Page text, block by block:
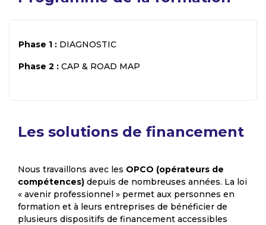
Phase 1 : DIAGNOSTIC
Phase 2 : CAP & ROAD MAP
Les solutions de financement
Nous travaillons avec les OPCO (opérateurs de
compétences) depuis de nombreuses années. La loi
« avenir professionnel » permet aux personnes en
formation et à leurs entreprises de bénéficier de
plusieurs dispositifs de financement accessibles